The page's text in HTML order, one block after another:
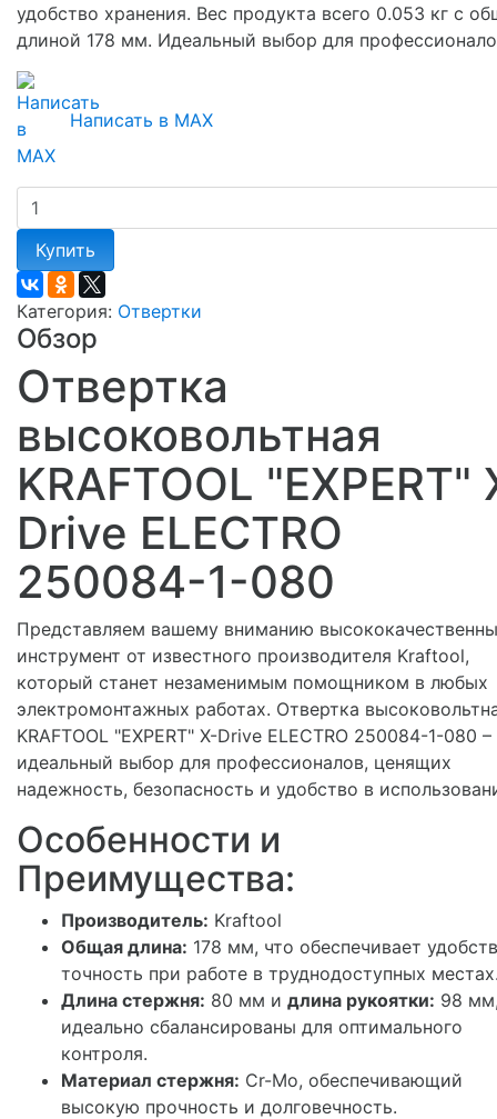
удобство хранения. Вес продукта всего 0.053 кг с
длиной 178 мм. Идеальный выбор для
Написать в MAX
Купить
Категория: Отвертки
Обзор
Отвертка
высоковольтная
KRAFTOOL "EXPERT"
Drive ELECTRO
250084-1-080
Представляем вашему вниманию
инструмент от известного производителя Kraftool,
который станет незаменимым помощником в любых
электромонтажных работах. Отвертка
KRAFTOOL "EXPERT" X-Drive ELECTRO 250084-1-080 –
идеальный выбор для профессионалов, ценящих
надежность, безопасность и удобство в
Особенности и
Преимущества:
Производитель: Kraftool
Общая длина: 178 мм, что обеспечивает
точность при работе в труднодоступных
Длина стержня: 80 мм и длина рукоятки: 98
идеально сбалансированы для оптимального
контроля.
Материал стержня: Cr-Mo, обеспечивающий
высокую прочность и долговечность.